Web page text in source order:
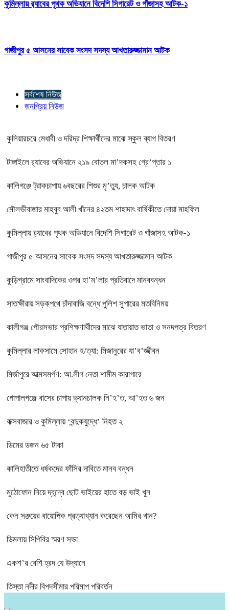
কুমিল্লায় র‍্যাবের পৃথক অভিযানে বিদেশি সিগারেট ও গাঁজাসহ আটক-১
গাজীপুর ৫ আসনের সাবেক সংসদ সদস্য আখতারুজ্জামান আটক
সর্বশেষ নিউজ
জনপ্রিয় নিউজ
কুলিয়ারচরে মেধাবী ও দরিদ্র শিক্ষার্থীদের মাঝে স্কুল ব্যাগ বিতরণ
টাঙ্গাইলে র‍্যাবের অভিযানে ২১৯ বোতল মা’দকসহ গ্রে’প্তার ১
কালিগঞ্জে ট্রাকচাপায় ৬বছরের শিশুর মৃ’ত্যু, চালক আটক
মৌলভীবাজার মাহবুব আলী খাঁনের ৪২তম শাহাদাৎ বার্ষিকীতে দোয়া মাহফিল
কুমিল্লায় র‍্যাবের পৃথক অভিযানে বিদেশি সিগারেট ও গাঁজাসহ আটক-১
গাজীপুর ৫ আসনের সাবেক সংসদ সদস্য আখতারুজ্জামান আটক
কুড়িগ্রামে সাংবাদিকের ওপর হা’ম’লার প্রতিবাদে মানববন্ধন
সাতক্ষীরায় সড়কপথে চাঁদাবাজি বন্ধে পুলিশ সুপারের মতবিনিময়
কালীগঞ্জ পৌরসভার প্রশিক্ষণার্থীদের মাঝে যাতায়াত ভাতা ও সনদপত্র বিতরণ
কুমিল্লার লাকসামে সোহান হ/ত্যা: মিজানুরের যা’ব’জ্জীবন
মির্জাপুরে আত্মসমর্পণ: আ.লীগ নেতা শামীম কারাগারে
গোপালগঞ্জে বাসের চাপায় ভ্যানচালক নি’হ’ত, আ’হত ৬ জন
কক্সবাজার ও কুমিল্লায় ‘বন্দুকযুদ্ধে’ নিহত ২
ডিমের ডজন ৬৫ টাকা
কালিহাতীতে ধর্ষকদের ফাঁসির দাবিতে মানব বন্ধন
মুঠোফোন নিয়ে দ্বন্দ্বে ছোট ভাইয়ের হাতে বড় ভাই খুন
কেন সঞ্জয়ের বায়োপিক প্রত্যাখ্যান করেছেন আমির খান?
ডিমলায় সিপিবির স্মরণ সভা
একশ’র বেশি হ্রদ যে উদ্যানে
তিস্তা নদীর বিপদসীমার পরিমাপ পরিবর্তন